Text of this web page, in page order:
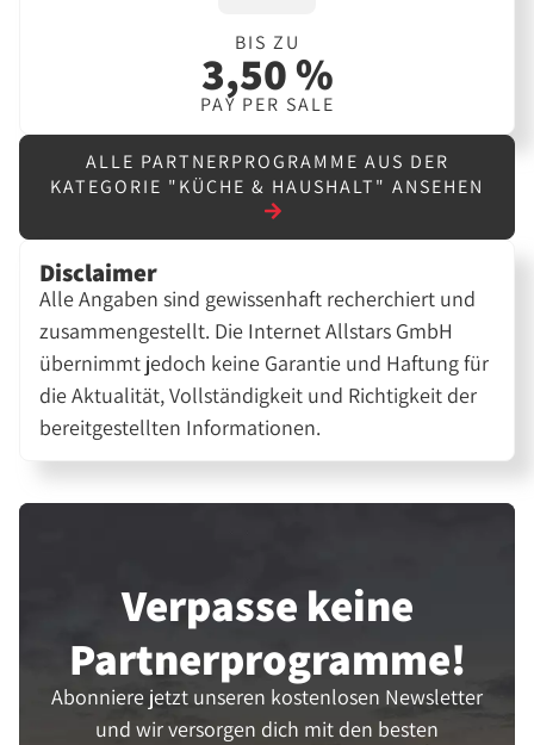
BIS ZU
3,50 %
PAY PER SALE
ALLE PARTNERPROGRAMME AUS DER
KATEGORIE "KÜCHE & HAUSHALT" ANSEHEN
Disclaimer
Alle Angaben sind gewissenhaft recherchiert und
zusammengestellt. Die Internet Allstars GmbH
übernimmt jedoch keine Garantie und Haftung für
die Aktualität, Vollständigkeit und Richtigkeit der
bereitgestellten Informationen.
Verpasse keine
Partner­programme!
Abonniere jetzt unseren kostenlosen Newsletter
und wir versorgen dich mit den besten